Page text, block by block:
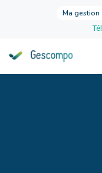
Ma gestion
Tél.